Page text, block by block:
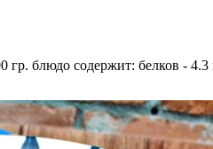
блюдо содержит: белков -